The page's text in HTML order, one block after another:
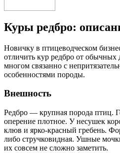
Куры редбро:
Новичку в птицеводческом
отличить кур редбро от
многом связанно с
особенностями породы.
Внешность
Редбро — крупная порода птиц.
оперение плотное. У несушек
клюв и ярко-красный гребень.
либо стручковидная. Ушные
их совсем не сложно заметить.